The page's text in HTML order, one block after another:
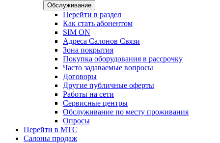
Обслуживание
Перейти в раздел
Как стать абонентом
SIM ON
Адреса Салонов Связи
Зона покрытия
Покупка оборудования в рассрочку
Часто задаваемые вопросы
Договоры
Другие публичные оферты
Работы на сети
Сервисные центры
Обслуживание по месту проживания
Опросы
Перейти в МТС
Салоны продаж